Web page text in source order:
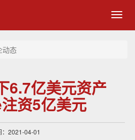
动态
6.7亿美元资产
资5亿美元
：2021-04-01